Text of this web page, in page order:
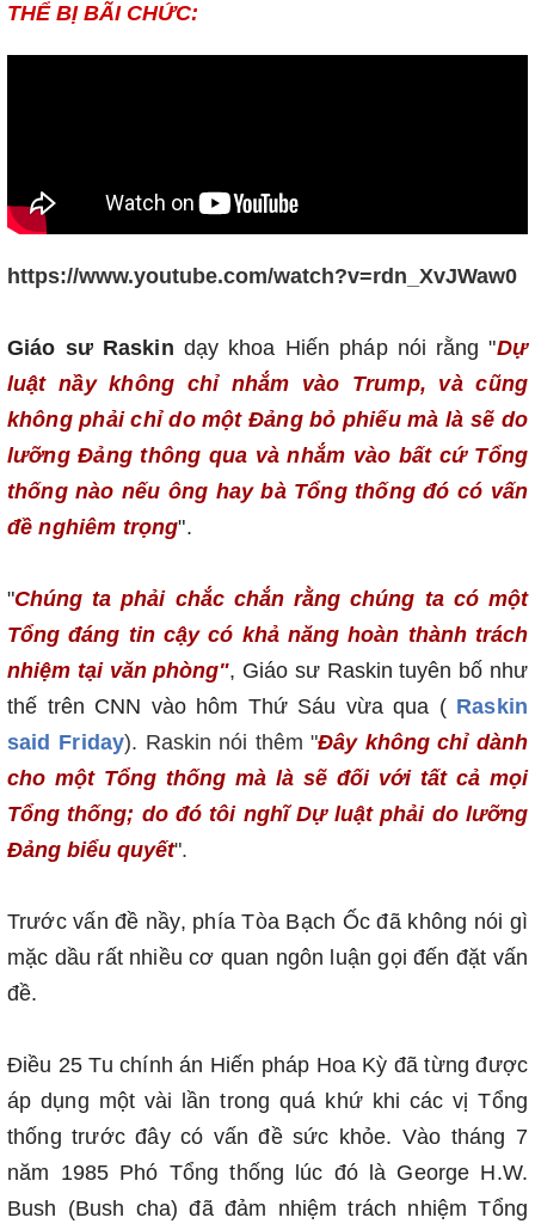
THỂ BỊ BÃI CHỨC:
https://www.youtube.com/watch?v=rdn_XvJWaw0
Giáo sư Raskin dạy khoa Hiến pháp nói rằng "Dự
luật nầy không chỉ nhắm vào Trump, và cũng
không phải chỉ do một Đảng bỏ phiếu mà là sẽ do
lưỡng Đảng thông qua và nhắm vào bất cứ Tổng
thống nào nếu ông hay bà Tổng thống đó có vấn
đề nghiêm trọng".
"Chúng ta phải chắc chắn rằng chúng ta có một
Tổng đáng tin cậy có khả năng hoàn thành trách
nhiệm tại văn phòng", Giáo sư Raskin tuyên bố như
thế trên CNN vào hôm Thứ Sáu vừa qua ( Raskin
said Friday). Raskin nói thêm "Đây không chỉ dành
cho một Tổng thống mà là sẽ đối với tất cả mọi
Tổng thống; do đó tôi nghĩ Dự luật phải do lưỡng
Đảng biểu quyết".
Trước vấn đề nầy, phía Tòa Bạch Ốc đã không nói gì
mặc dầu rất nhiều cơ quan ngôn luận gọi đến đặt vấn
đề.
Điều 25 Tu chính án Hiến pháp Hoa Kỳ đã từng được
áp dụng một vài lần trong quá khứ khi các vị Tổng
thống trước đây có vấn đề sức khỏe. Vào tháng 7
năm 1985 Phó Tổng thống lúc đó là George H.W.
Bush (Bush cha) đã đảm nhiệm trách nhiệm Tổng